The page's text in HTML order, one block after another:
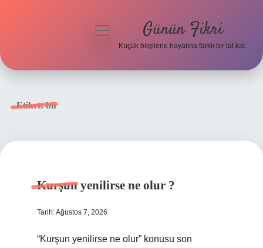
menüyü
Günün Fikri
Küçük bilgilerle hayatına farklı bir tat kat.
Etiket:bir
Kurşun yenilirse ne olur ?
Tarih: Ağustos 7, 2026
“Kurşun yenilirse ne olur” konusu son